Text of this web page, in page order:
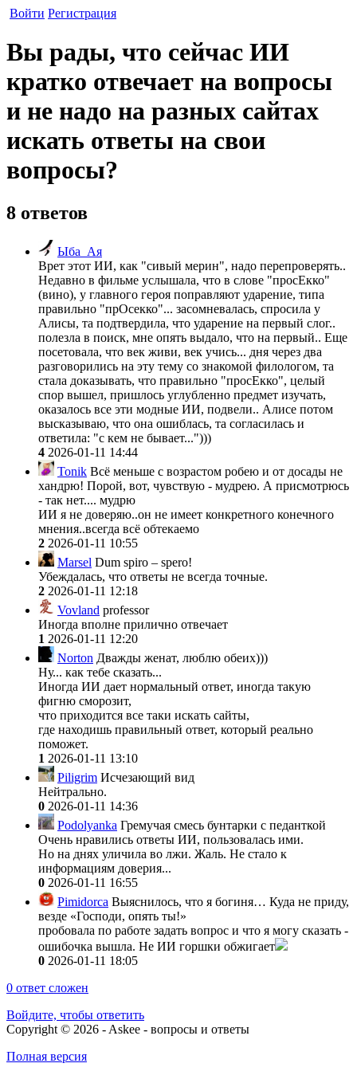
Войти Регистрация
Вы рады, что сейчас ИИ
кратко отвечает на вопросы
и не надо на разных сайтах
искать ответы на свои
вопросы?
8 ответов
Ыба_Ая
Врет этот ИИ, как "сивый мерин", надо перепроверять..
Недавно в фильме услышала, что в слове "просЕкко"
(вино), у главного героя поправляют ударение, типа
правильно "прОсекко"... засомневалась, спросила у
Алисы, та подтвердила, что ударение на первый слог..
полезла в поиск, мне опять выдало, что на первый.. Еще
посетовала, что век живи, век учись... дня через два
разговорились на эту тему со знакомой филологом, та
стала доказывать, что правильно "просЕкко", целый
спор вышел, пришлось углубленно предмет изучать,
оказалось все эти модные ИИ, подвели.. Алисе потом
высказываю, что она ошиблась, та согласилась и
ответила: "с кем не бывает...")))
4 2026-01-11 14:44
Tonik Всё меньше с возрастом робею и от досады не
хандрю! Порой, вот, чувствую - мудрею. А присмотрюсь
- так нет.... мудрю
ИИ я не доверяю..он не имеет конкретного конечного
мнения..всегда всё обтекаемо
2 2026-01-11 10:55
Marsel Dum spiro – spero!
Убеждалась, что ответы не всегда точные.
2 2026-01-11 12:18
Vovland professor
Иногда вполне прилично отвечает
1 2026-01-11 12:20
Norton Дважды женат, люблю обеих)))
Ну... как тебе сказать...
Иногда ИИ дает нормальный ответ, иногда такую
фигню сморозит,
что приходится все таки искать сайты,
где находишь правильный ответ, который реально
поможет.
1 2026-01-11 13:10
Piligrim Исчезающий вид
Нейтрально.
0 2026-01-11 14:36
Podolyanka Гремучая смесь бунтарки с педанткой
Очень нравились ответы ИИ, пользовалась ими.
Но на днях уличила во лжи. Жаль. Не стало к
информациям доверия...
0 2026-01-11 16:55
Pimidorca Выяснилось, что я богиня… Куда не приду,
везде «Господи, опять ты!»
пробовала по работе задать вопрос и что я могу сказать -
ошибочка вышла. Не ИИ горшки обжигает
0 2026-01-11 18:05
0 ответ сложен
Войдите, чтобы ответить
Copyright © 2026 - Askee - вопросы и ответы
Полная версия